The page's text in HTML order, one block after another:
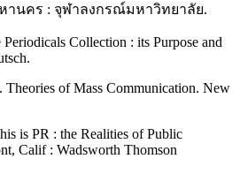
านคร : จุฬาลงกรณ์มหาวิทยาลัย.
Collection : its Purpose and
of Mass Communication. New
is PR : the Realities of Public
Calif : Wadsworth Thomson